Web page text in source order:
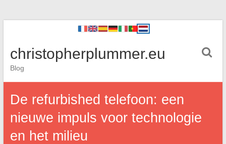
christopherplummer.eu
Blog
De refurbished telefoon: een
nieuwe impuls voor technologie
en het milieu